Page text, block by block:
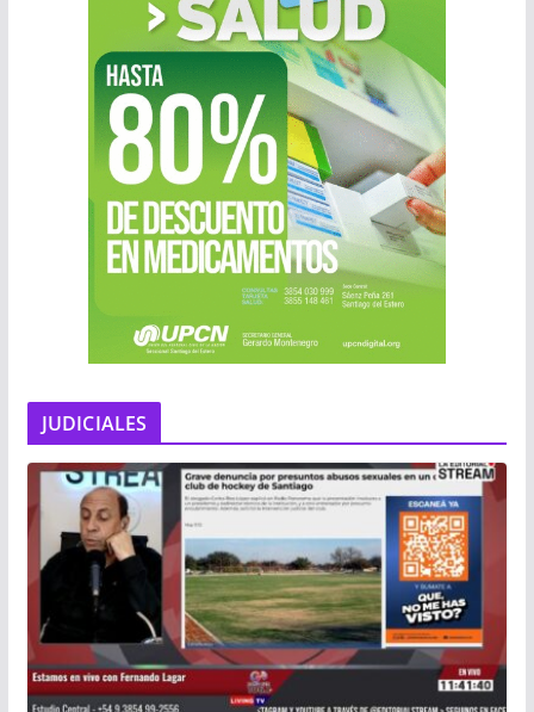
JUDICIALES